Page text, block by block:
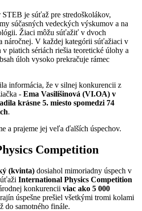
je súťaž pre stredoškolákov,
súčasných vedeckých výskumov a na
Žiaci môžu súťažiť v dvoch
náročnej. V každej kategórii súťažiaci v
piatich sériách riešia teoretické úlohy a
úloh vysoko prekračuje rámec
informácia, že v silnej konkurencii z
- Ema Vasilišinová (VI.OA) v
krásne 5. miesto spomedzi 74
.
a prajeme jej veľa ďalších úspechov.
Competition
(kvinta) dosiahol mimoriadny úspech v
International Physics Competition
konkurencii viac ako 5 000
úspešne prešiel všetkými tromi kolami
do samotného finále.